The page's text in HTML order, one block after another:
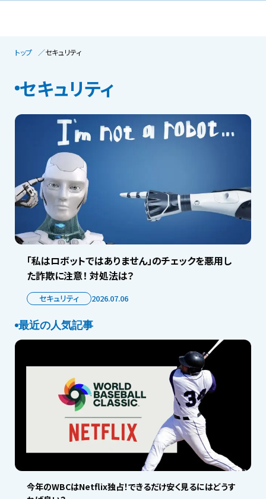
トップ セキュリティ
セキュリティ
「私はロボットではありません」のチェックを悪用し
た詐欺に注意！ 対処法は？
セキュリティ 2026.07.06
最近の人気記事
今年のWBCはNetflix独占！できるだけ安く見るにはどうす